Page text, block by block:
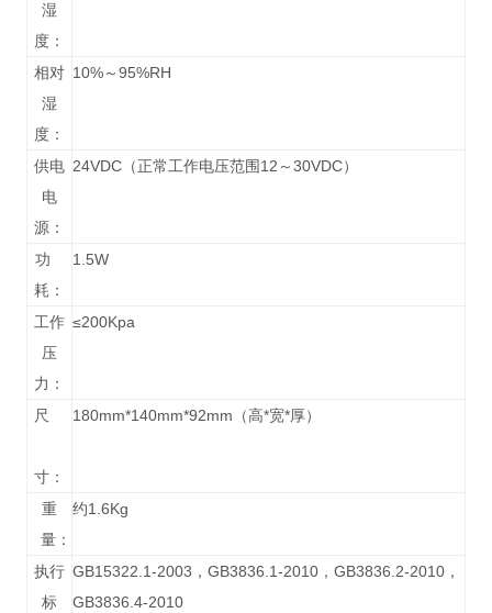
湿
度：
相对
湿
度：
10%～95%RH
供电
电
源：
24VDC（正常工作电压范围12～30VDC）
功
耗：
1.5W
工作
压
力：
≤200Kpa
尺
寸：
180mm*140mm*92mm（高*宽*厚）
重
量：
约1.6Kg
执行
标
GB15322.1-2003，GB3836.1-2010，GB3836.2-2010，
GB3836.4-2010